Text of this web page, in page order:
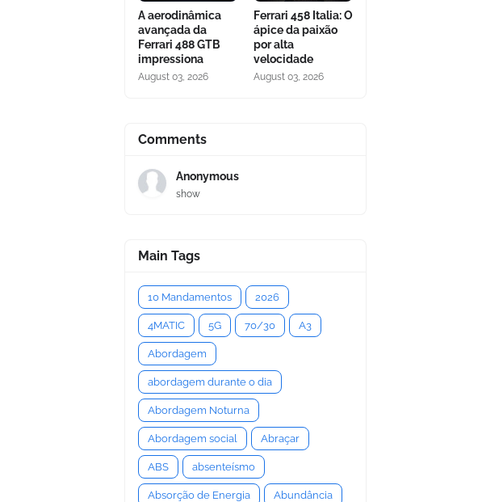
A aerodinâmica
avançada da
Ferrari 488 GTB
impressiona
August 03, 2026
Ferrari 458 Italia: O
ápice da paixão
por alta
velocidade
August 03, 2026
Comments
Anonymous
show
Main Tags
10 Mandamentos 2026
4MATIC 5G 70/30 A3
Abordagem
abordagem durante o dia
Abordagem Noturna
Abordagem social Abraçar
ABS absenteísmo
Absorção de Energia Abundância